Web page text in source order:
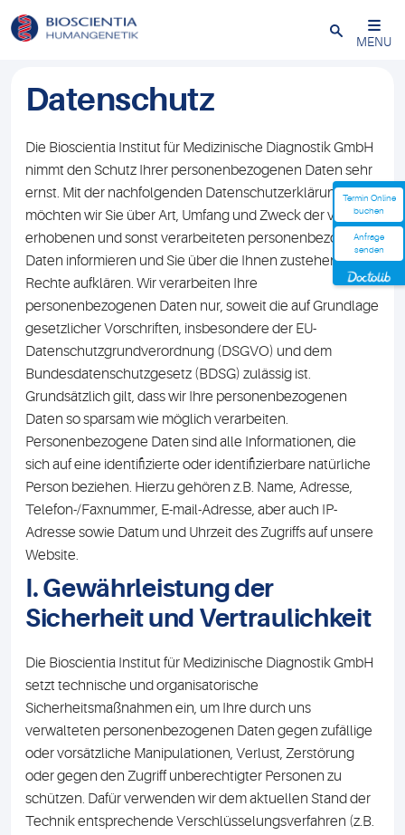
Termin Online
buchen
Anfrage
senden
Schließen
MENU
Datenschutz
Die Bioscientia Institut für Medizinische Diagnostik GmbH
nimmt den Schutz Ihrer personenbezogenen Daten sehr
ernst. Mit der nachfolgenden Datenschutzerklärung
möchten wir Sie über Art, Umfang und Zweck der von uns
erhobenen und sonst verarbeiteten personenbezogenen
Daten informieren und Sie über die Ihnen zustehenden
Rechte aufklären. Wir verarbeiten Ihre
personenbezogenen Daten nur, soweit die auf Grundlage
gesetzlicher Vorschriften, insbesondere der EU-
Datenschutzgrundverordnung (DSGVO) und dem
Bundesdatenschutzgesetz (BDSG) zulässig ist.
Grundsätzlich gilt, dass wir Ihre personenbezogenen
Daten so sparsam wie möglich verarbeiten.
Personenbezogene Daten sind alle Informationen, die
sich auf eine identifizierte oder identifizierbare natürliche
Person beziehen. Hierzu gehören z.B. Name, Adresse,
Telefon-/Faxnummer, E-mail-Adresse, aber auch IP-
Adresse sowie Datum und Uhrzeit des Zugriffs auf unsere
Website.
I. Gewährleistung der
Sicherheit und Vertraulichkeit
Die Bioscientia Institut für Medizinische Diagnostik GmbH
setzt technische und organisatorische
Sicherheitsmaßnahmen ein, um Ihre durch uns
verwalteten personenbezogenen Daten gegen zufällige
oder vorsätzliche Manipulationen, Verlust, Zerstörung
oder gegen den Zugriff unberechtigter Personen zu
schützen. Dafür verwenden wir dem aktuellen Stand der
Technik entsprechende Verschlüsselungsverfahren (z.B.